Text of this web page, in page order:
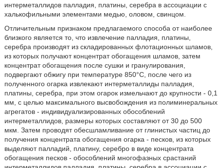
интерметаллидов палладия, платины, серебра в ассоциации с
халькофильными элементами медью, оловом, свинцом.
Отличительным признаком предлагаемого способа от наиболее
близкого является то, что извлечение палладия, платины,
серебра производят из складированных флотационных шламов,
из которых получают концентрат обогащения шламов, затем
концентрат обогащения после сушки и гранулирования,
подвергают обжигу при температуре 850°С, после чего из
полученного огарка извлекают интерметаллиды палладия,
платины, серебра, при этом огарок измельчают до крупности - 0,1
мм, с целью максимального высвобождения из полиминеральных
агрегатов - индивидуализированных обособлений
интерметаллидов, размеры которых составляют от 30 до 500
мкм. Затем проводят обесшламливание от глинистых частиц до
получения концентрата обогащения огарка - песков, из которых
выделяют палладий, платину, серебро в виде концентрата
обогащения песков - обособлений многофазных срастаний